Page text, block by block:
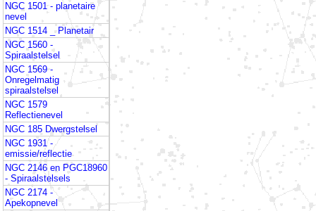
NGC 1501 - planetaire
nevel
NGC 1514 _ Planetair
NGC 1560 -
Spiraalstelsel
NGC 1569 -
Onregelmatig
spiraalstelsel
NGC 1579
Reflectienevel
NGC 185 Dwergstelsel
NGC 1931 -
emissie/reflectie
NGC 2146 en PGC18960
- Spiraalstelsels
NGC 2174 -
Apekopnevel